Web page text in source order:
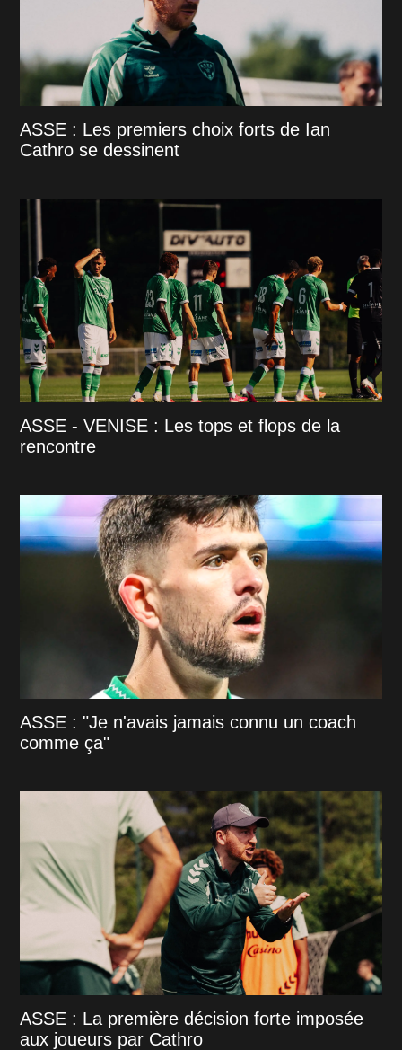
ASSE : Les premiers choix forts de Ian
Cathro se dessinent
ASSE - VENISE : Les tops et flops de la
rencontre
ASSE : "Je n'avais jamais connu un coach
comme ça"
ASSE : La première décision forte imposée
aux joueurs par Cathro